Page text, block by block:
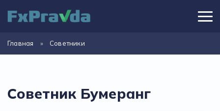
Главная » Советники
Советник Бумеранг